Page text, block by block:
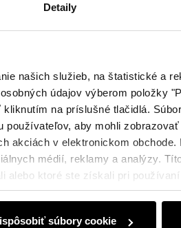
Detaily
našich služieb, na štatistické a
údajov výberom položky
na príslušné tlačidlá.
aby mohli
akciách v elektronickom
médií, reklamy a analýzy.
ktoré ste získali pri používaní
súbory cookie